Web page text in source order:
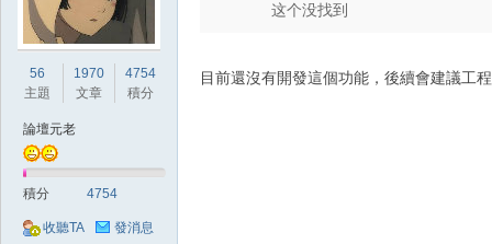
56
主題
1970
文章
4754
積分
論壇元老
積分 4754
收聽TA 發消息
这个没找到
目前還沒有開發這個功能，後續會建議工